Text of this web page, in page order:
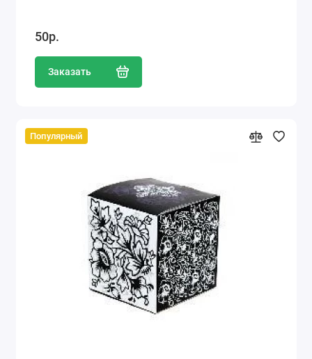
50р.
Заказать
Популярный